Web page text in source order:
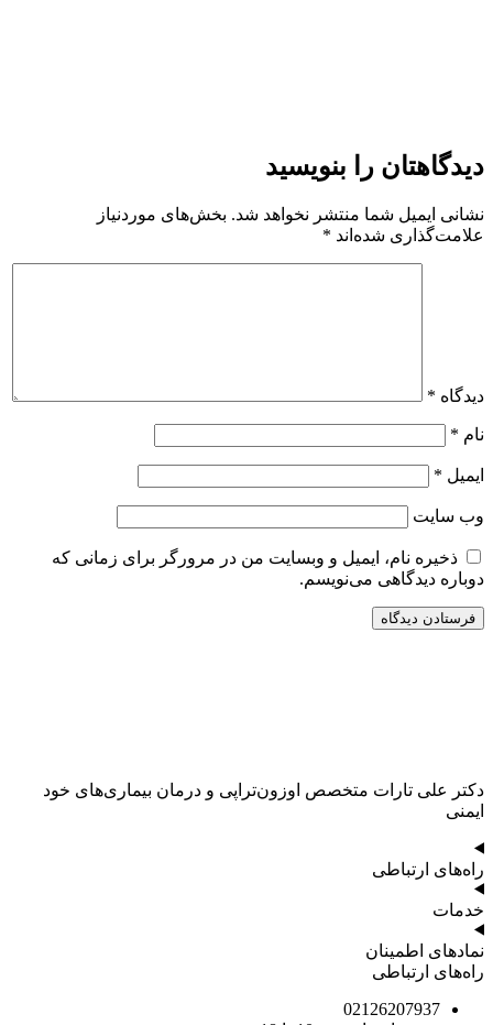
دیدگاهتان را بنویسید
نشانی ایمیل شما منتشر نخواهد شد. بخش‌های موردنیاز
علامت‌گذاری شده‌اند *
دیدگاه *
نام *
ایمیل *
وب‌ سایت
ذخیره نام، ایمیل و وبسایت من در مرورگر برای زمانی که
دوباره دیدگاهی می‌نویسم.
دکتر علی تارات متخصص اوزون‌تراپی و درمان بیماری‌های خود
ایمنی
راه‌های ارتباطی
خدمات
نمادهای اطمینان
راه‌های ارتباطی
02126207937